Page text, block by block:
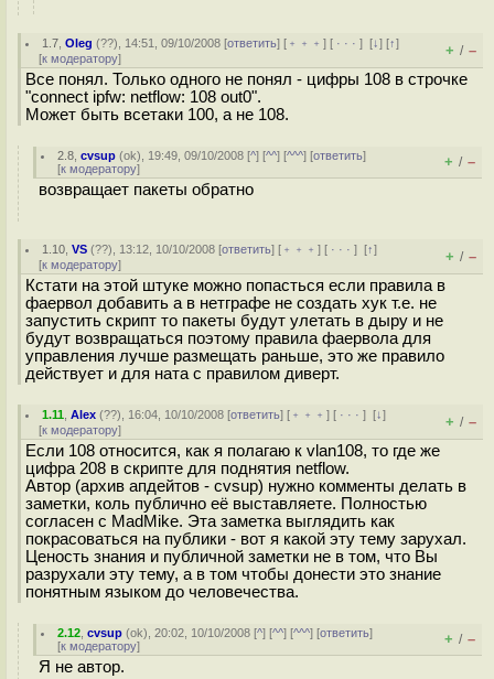
1.7 ,Oleg (??), 14:51, 09/10/2008 [ответить] [ ﹢﹢﹢] [ · · ·][↓] [↑]
[к модератору] + / –
Все понял. Только одного не понял - цифры 108 в строчке
"connect ipfw: netflow: 108 out0".
Может быть всетаки 100, а не 108.
2.8 ,cvsup (ok), 19:49, 09/10/2008 [^] [^^] [^^^] [ответить]
[к модератору] + / –
возвращает пакеты обратно
1.10 ,VS (??), 13:12, 10/10/2008 [ответить] [ ﹢﹢﹢] [ · · ·][↑]
[к модератору] + / –
Кстати на этой штуке можно попасться если правила в
фаервол добавить а в нетграфе не создать хук т.е. не
запустить скрипт то пакеты будут улетать в дыру и не
будут возвращаться поэтому правила фаервола для
управления лучше размещать раньше, это же правило
действует и для ната с правилом диверт.
1.11 ,Alex (??), 16:04, 10/10/2008 [ответить] [ ﹢﹢﹢] [ · · ·][↓]
[к модератору] + / –
Если 108 относится, как я полагаю к vlan108, то где же
цифра 208 в скрипте для поднятия netflow.
Автор (архив апдейтов - cvsup) нужно комменты делать в
заметки, коль публично её выставляете. Полностью
согласен с MadMike. Эта заметка выглядить как
покрасоваться на публики - вот я какой эту тему зарухал.
Ценость знания и публичной заметки не в том, что Вы
разрухали эту тему, а в том чтобы донести это знание
понятным языком до человечества.
2.12 ,cvsup (ok), 20:02, 10/10/2008 [^] [^^] [^^^] [ответить]
[к модератору] + / –
Я не автор.